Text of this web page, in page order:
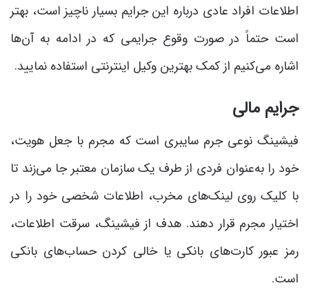
اطلاعات افراد عادی درباره این جرایم بسیار ناچیز است، بهتر
است حتماً در صورت وقوع جرایمی که در ادامه به آن‌ها
اشاره می‌کنیم از کمک بهترین وکیل اینترنتی استفاده نمایید.
جرایم مالی
فیشینگ نوعی جرم سایبری است که مجرم با جعل هویت،
خود را به‌عنوان فردی از طرف یک سازمان معتبر جا می‌زند تا
با کلیک روی لینک‌های مخرب، اطلاعات شخصی خود را در
اختیار مجرم قرار دهند. هدف از فیشینگ، سرقت اطلاعات،
رمز عبور کارت‌های بانکی یا خالی کردن حساب‌های بانکی
است.